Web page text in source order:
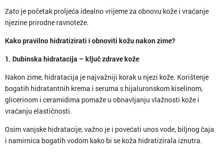
Zato je početak proljeća idealno vrijeme za obnovu kože i vraćanje
njezine prirodne ravnoteže.
Kako pravilno hidratizirati i obnoviti kožu nakon zime?
1. Dubinska hidratacija – ključ zdrave kože
Nakon zime, hidratacija je najvažniji korak u njezi kože. Korištenje
bogatih hidratantnih krema i seruma s hijaluronskom kiselinom,
glicerinom i ceramidima pomaže u obnavljanju vlažnosti kože i
vraćanju elastičnosti.
Osim vanjske hidratacije, važno je i povećati unos vode, biljnog čaja
i namirnica bogatih vodom kako bi se koža hidratizirala iznutra.